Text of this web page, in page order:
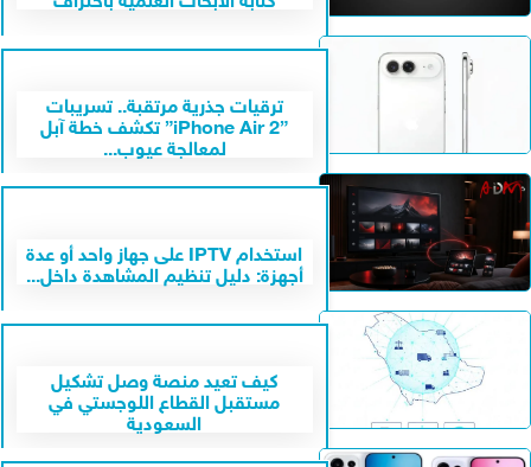
ترقيات جذرية مرتقبة.. تسريبات
”iPhone Air 2” تكشف خطة آبل
لمعالجة عيوب...
استخدام IPTV على جهاز واحد أو عدة
أجهزة: دليل تنظيم المشاهدة داخل...
كيف تعيد منصة وصل تشكيل
مستقبل القطاع اللوجستي في
السعودية